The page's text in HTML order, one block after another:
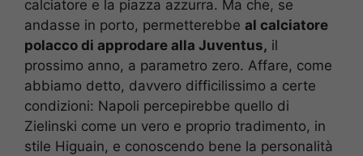
calciatore e la piazza azzurra. Ma che, se
andasse in porto, permetterebbe al calciatore
polacco di approdare alla Juventus, il
prossimo anno, a parametro zero. Affare, come
abbiamo detto, davvero difficilissimo a certe
condizioni: Napoli percepirebbe quello di
Zielinski come un vero e proprio tradimento, in
stile Higuain, e conoscendo bene la personalità